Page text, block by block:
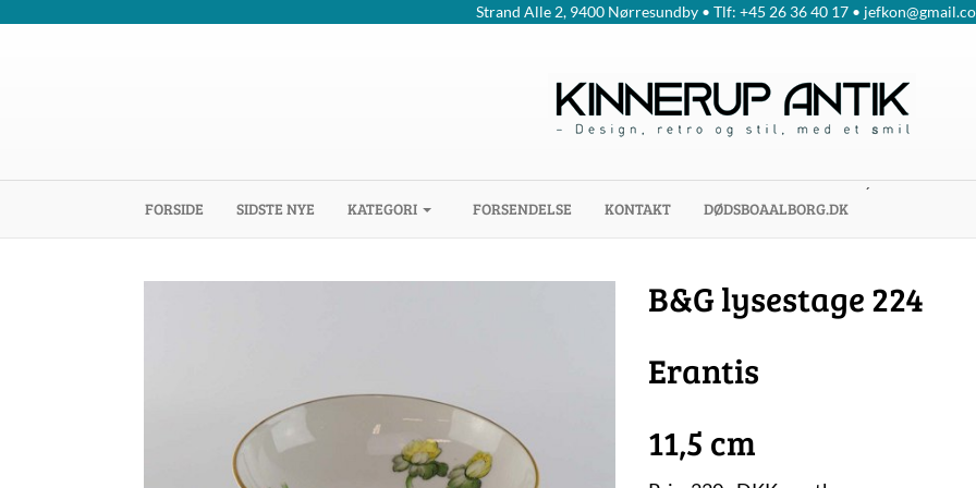
Strand Alle 2, 9400 Nørresundby • Tlf: +45 26 36 40 17 •
FORSIDE (CURRENT)
SIDSTE NYE KATEGORI FORSENDELSE KONTAKT DØDSBOAALBORG.DK
´
B&G lysestage 224
Erantis
11,5 cm